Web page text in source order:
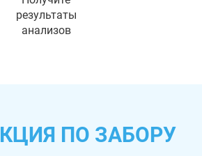
результаты
анализов
ПО ЗАБОРУ